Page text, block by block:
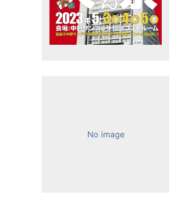
No image